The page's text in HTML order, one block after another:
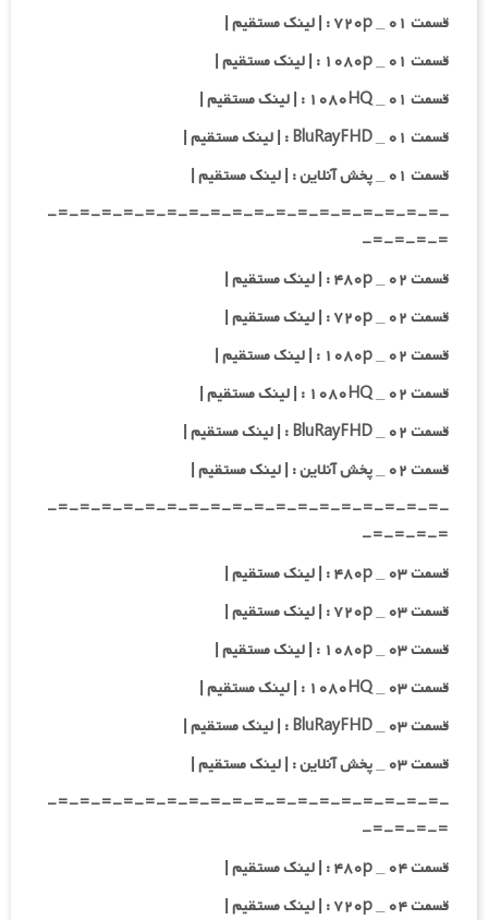
قسمت ۰۱ _ ۷۲۰p : | لینک مستقیم |
قسمت ۰۱ _ ۱۰۸۰p : | لینک مستقیم |
قسمت ۰۱ _ ۱۰۸۰HQ : | لینک مستقیم |
قسمت ۰۱ _ BluRayFHD : | لینک مستقیم |
قسمت ۰۱ _ پخش آنلاین : | لینک مستقیم |
-=-=-=-=-=-=-=-=-=-=-=-=-=-=-=-=-=-=-
=-=-=-=-
قسمت ۰۲ _ ۴۸۰p : | لینک مستقیم |
قسمت ۰۲ _ ۷۲۰p : | لینک مستقیم |
قسمت ۰۲ _ ۱۰۸۰p : | لینک مستقیم |
قسمت ۰۲ _ ۱۰۸۰HQ : | لینک مستقیم |
قسمت ۰۲ _ BluRayFHD : | لینک مستقیم |
قسمت ۰۲ _ پخش آنلاین : | لینک مستقیم |
-=-=-=-=-=-=-=-=-=-=-=-=-=-=-=-=-=-=-
=-=-=-=-
قسمت ۰۳ _ ۴۸۰p : | لینک مستقیم |
قسمت ۰۳ _ ۷۲۰p : | لینک مستقیم |
قسمت ۰۳ _ ۱۰۸۰p : | لینک مستقیم |
قسمت ۰۳ _ ۱۰۸۰HQ : | لینک مستقیم |
قسمت ۰۳ _ BluRayFHD : | لینک مستقیم |
قسمت ۰۳ _ پخش آنلاین : | لینک مستقیم |
-=-=-=-=-=-=-=-=-=-=-=-=-=-=-=-=-=-=-
=-=-=-=-
قسمت ۰۴ _ ۴۸۰p : | لینک مستقیم |
قسمت ۰۴ _ ۷۲۰p : | لینک مستقیم |